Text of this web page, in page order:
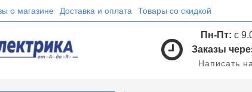
о магазине Доставка и оплата Товары со скидкой
Пн-Пт: с
Заказы
Написать